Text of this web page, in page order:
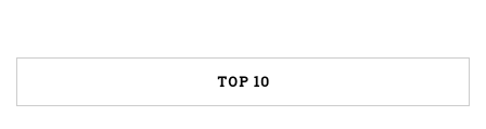
TOP 10